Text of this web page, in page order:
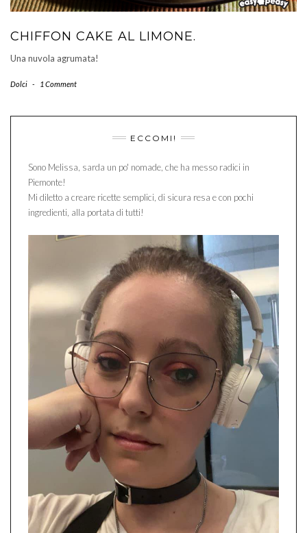
CHIFFON CAKE AL LIMONE.
Una nuvola agrumata!
Dolci - 1 Comment
ECCOMI!
Sono Melissa, sarda un po' nomade, che ha messo radici in
Piemonte!
Mi diletto a creare ricette semplici, di sicura resa e con pochi
ingredienti, alla portata di tutti!